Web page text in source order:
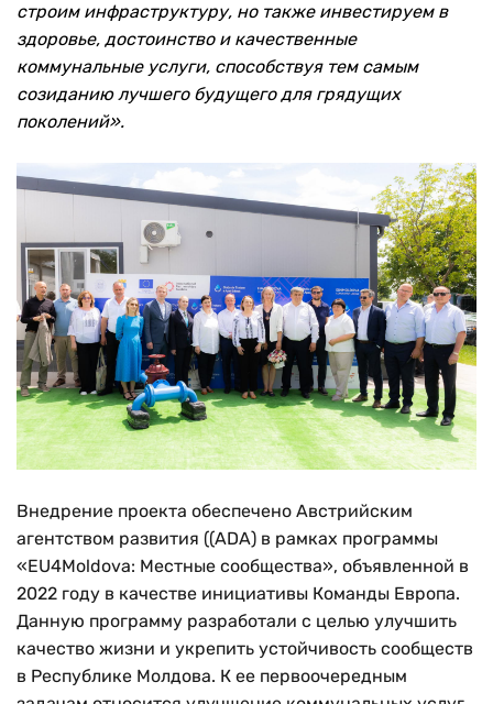
строим инфраструктуру, но также инвестируем в
здоровье, достоинство и качественные
коммунальные услуги, способствуя тем самым
созиданию лучшего будущего для грядущих
поколений».
Внедрение проекта обеспечено Австрийским
агентством развития ((ADA) в рамках программы
«EU4Moldova: Местные сообщества», объявленной в
2022 году в качестве инициативы Команды Европа.
Данную программу разработали с целью улучшить
качество жизни и укрепить устойчивость сообществ
в Республике Молдова. К ее первоочередным